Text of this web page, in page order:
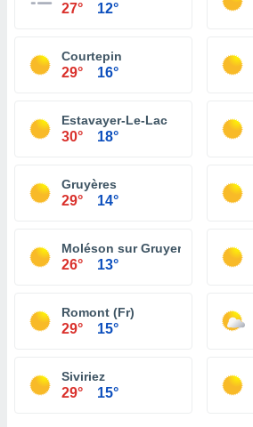
27° 12°
Courtepin
29° 16°
Estavayer-Le-Lac
30° 18°
Gruyères
29° 14°
Moléson sur Gruyeres
26° 13°
Romont (Fr)
29° 15°
Siviriez
29° 15°